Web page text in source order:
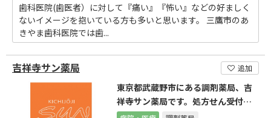
歯科医院(歯医者）に対して『痛い』『怖い』などの好ましく
ないイメージを抱いている方も多いと思います。 三鷹市のあ
きやま歯科医院では歯...
吉祥寺サン薬局 追加
東京都武蔵野市にある調剤薬局、吉
祥寺サン薬局です。処方せん受付を
しています。